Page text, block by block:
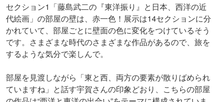
セクション1「藤島武二の『東洋振り』と日本、西洋の近
代絵画」の部屋の壁は、赤一色！展示は14セクションに分
かれていて、部屋ごとに壁面の色に変化をつけているそう
です。さまざまな時代のさまざまな作品があるので、旅を
するような気分で楽しんで。
部屋を見渡しながら「東と西、両方の要素が散りばめられ
ていますね」と話す宇賀さんの印象どおり、こちらの部屋